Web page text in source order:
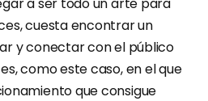
cuesta encontrar un
y conectar con el público
como este caso, en el que
que consigue